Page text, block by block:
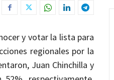
y votar la lista para
regionales por la
Juan Chinchilla y